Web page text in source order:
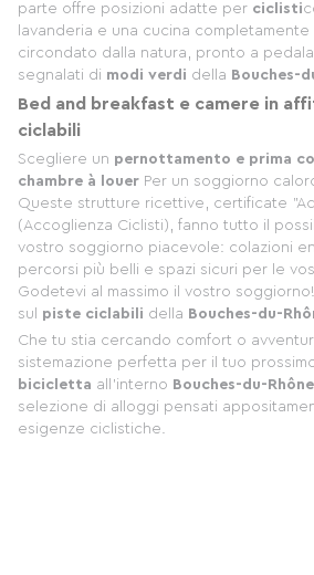
parte offre posizioni adatte per ciclisti
lavanderia e una cucina
circondato dalla natura, pronto a
segnalati di modi verdi della Bouches-
Bed and breakfast e camere in
ciclabili
Scegliere un pernottamento e prima
chambre à louer Per un soggiorno
Queste strutture ricettive, certificate
(Accoglienza Ciclisti), fanno tutto il
vostro soggiorno piacevole: colazioni
percorsi più belli e spazi sicuri per le
Godetevi al massimo il vostro soggiorno!
sul piste ciclabili della Bouches-du-
Che tu stia cercando comfort o
sistemazione perfetta per il tuo
bicicletta all'interno Bouches-du-Rhône
selezione di alloggi pensati
esigenze ciclistiche.